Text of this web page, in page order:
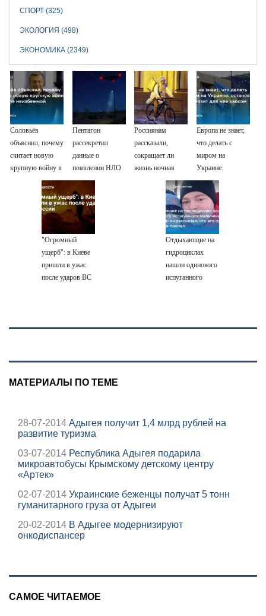
СПОРТ (325)
ЭКОЛОГИЯ (498)
ЭКОНОМИКА (2349)
Соловьёв
объяснил, почему
считает новую
крупную войну в
неизбежной
Пентагон
рассекретил
данные о
появлении НЛО
на Ближнем
Востоке
Россиянам
рассказали,
сокращает ли
жизнь ночная
Европа не знает,
что делать с
миром на
Украине:
остановка боев
грозит для нее
хаосом
"Огромный
ущерб": в Киеве
пришли в ужас
после ударов ВС
Отдыхающие на
гидроциклах
нашли одинокого
испуганного
папа нырнул и
МАТЕРИАЛЫ ПО ТЕМЕ
28-07-2014 Адыгея получит 1,4 млрд рублей на
развитие туризма
03-07-2014 Республика Адыгея подарила
микроавтобусы Крымскому детскому центру
«Артек»
02-07-2014 Украинские беженцы получат 5 тонн
гуманитарного груза от Адыгеи
20-02-2014 В Адыгее модернизируют
онкодиспансер
САМОЕ ЧИТАЕМОЕ